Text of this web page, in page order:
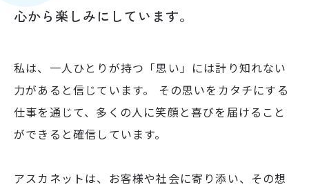
心から楽しみにしています。
私は、一人ひとりが持つ「思い」には計り知れない
力があると信じています。 その思いをカタチにする
仕事を通じて、多くの人に笑顔と喜びを届けること
ができると確信しています。
アスカネットは、お客様や社会に寄り添い、その想